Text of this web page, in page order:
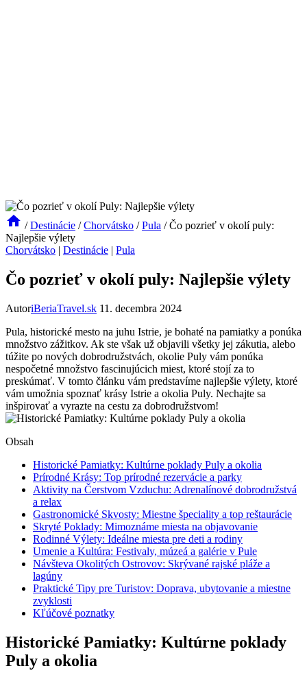
/ Destinácie / Chorvátsko / Pula / Čo pozrieť v okolí puly:
Najlepšie výlety
Chorvátsko | Destinácie | Pula
Čo pozrieť v okolí puly: Najlepšie výlety
AutoriBeriaTravel.sk 11. decembra 2024
Pula, historické mesto na juhu Istrie, je bohaté na pamiatky a ponúka
množstvo zážitkov. Ak ste však už objavili všetky jej zákutia, alebo
túžite po nových dobrodružstvách, okolie Puly vám ponúka
nespočetné množstvo fascinujúcich miest, ktoré stojí za to
preskúmať. V tomto článku vám predstavíme najlepšie výlety, ktoré
vám umožnia spoznať krásy Istrie a okolia Puly. Nechajte sa
inšpirovať a vyrazte na cestu za dobrodružstvom!
Obsah
Historické Pamiatky: Kultúrne poklady Puly a okolia
Prírodné Krásy: Top prírodné rezervácie a parky
Aktivity na Čerstvom Vzduchu: Adrenalínové dobrodružstvá
a relax
Gastronomické Skvosty: Miestne špeciality a top reštaurácie
Skryté Poklady: Mimoznáme miesta na objavovanie
Rodinné Výlety: Ideálne miesta pre deti a rodiny
Umenie a Kultúra: Festivaly, múzeá a galérie v Pule
Návšteva Okolitých Ostrovov: Skrývané rajské pláže a
lagúny
Praktické Tipy pre Turistov: Doprava, ubytovanie a miestne
zvyklosti
Kľúčové poznatky
Historické Pamiatky: Kultúrne poklady
Puly a okolia